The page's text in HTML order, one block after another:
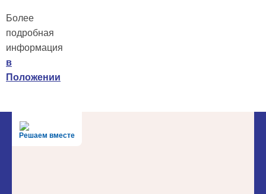
Более
подробная
информация
в
Положении
Решаем вместе